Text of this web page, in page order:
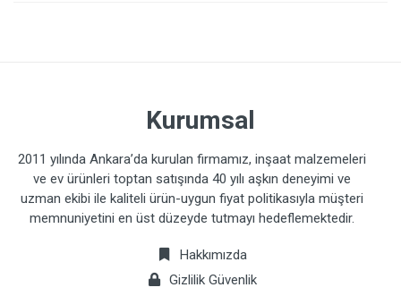
Kurumsal
2011 yılında Ankara’da kurulan firmamız, inşaat malzemeleri
ve ev ürünleri toptan satışında 40 yılı aşkın deneyimi ve
uzman ekibi ile kaliteli ürün-uygun fiyat politikasıyla müşteri
memnuniyetini en üst düzeyde tutmayı hedeflemektedir.
Hakkımızda
Gizlilik Güvenlik